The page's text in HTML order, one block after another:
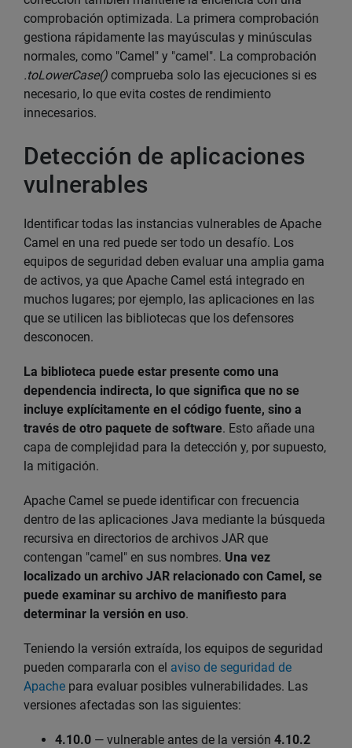
comprobación optimizada. La primera comprobación
gestiona rápidamente las mayúsculas y minúsculas
normales, como "Camel" y "camel". La comprobación
.toLowerCase() comprueba solo las ejecuciones si es
necesario, lo que evita costes de rendimiento
innecesarios.
Detección de aplicaciones
vulnerables
Identificar todas las instancias vulnerables de Apache
Camel en una red puede ser todo un desafío. Los
equipos de seguridad deben evaluar una amplia gama
de activos, ya que Apache Camel está integrado en
muchos lugares; por ejemplo, las aplicaciones en las
que se utilicen las bibliotecas que los defensores
desconocen.
La biblioteca puede estar presente como una
dependencia indirecta, lo que significa que no se
incluye explícitamente en el código fuente, sino a
través de otro paquete de software. Esto añade una
capa de complejidad para la detección y, por supuesto,
la mitigación.
Apache Camel se puede identificar con frecuencia
dentro de las aplicaciones Java mediante la búsqueda
recursiva en directorios de archivos JAR que
contengan "camel" en sus nombres. Una vez
localizado un archivo JAR relacionado con Camel, se
puede examinar su archivo de manifiesto para
determinar la versión en uso.
Teniendo la versión extraída, los equipos de seguridad
pueden compararla con el aviso de seguridad de
Apache para evaluar posibles vulnerabilidades. Las
versiones afectadas son las siguientes:
4.10.0 — vulnerable antes de la versión 4.10.2